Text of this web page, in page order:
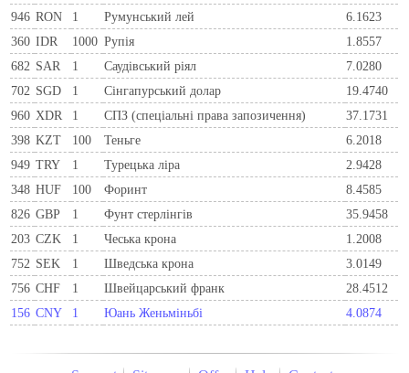
946 RON 1 Румунський лей
6.1623
360 IDR 1000 Рупія
1.8557
682 SAR 1 Саудівський ріял
7.0280
702 SGD 1 Сінгапурський долар
19.4740
960 XDR 1 СПЗ (спеціальні права запозичення)
37.1731
398 KZT 100 Теньге
6.2018
949 TRY 1 Турецька ліра
2.9428
348 HUF 100 Форинт
8.4585
826 GBP 1 Фунт стерлінгів
35.9458
203 CZK 1 Чеська крона
1.2008
752 SEK 1 Шведська крона
3.0149
756 CHF 1 Швейцарський франк
28.4512
156 CNY 1 Юань Женьміньбі 4.0874